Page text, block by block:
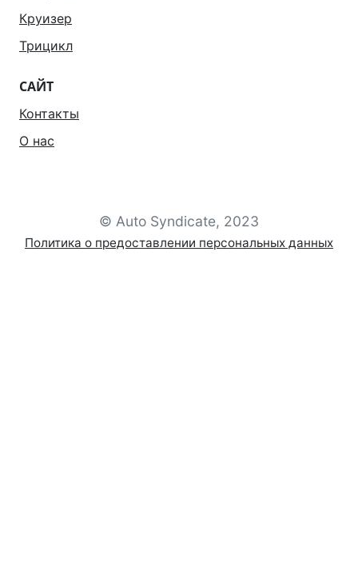
Круизер
Трицикл
САЙТ
Контакты
О нас
© Auto Syndicate, 2023
Политика о предоставлении персональных данных